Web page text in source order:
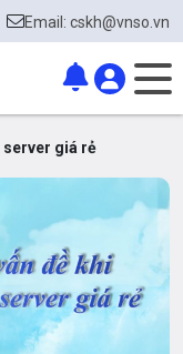
Email: cskh@vnso.vn
server giá rẻ